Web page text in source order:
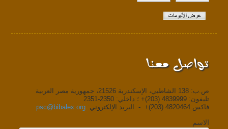
تواصل معنا
ص.ب: 138 الشاطبي، الإسكندرية 21526، جمهورية مصر العربية
تليفون: 4839999 (203)+ ؛ داخلي: 2350-2351
فاكس:4820464 (203)+ - البريد الإلكتروني:
psc@bibalex.org
الاسم